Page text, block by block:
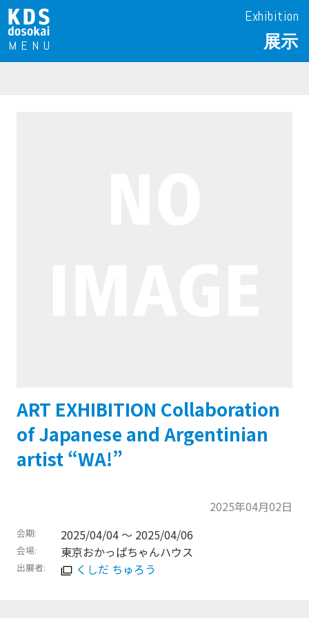
Exhibition
展示
ART EXHIBITION Collaboration
of Japanese and Argentinian
artist “WA!”
2025年04月02日
会期 2025/04/04 〜 2025/04/06
会場 東京おかっぱちゃんハウス
出展者 くしだ ちゅろう